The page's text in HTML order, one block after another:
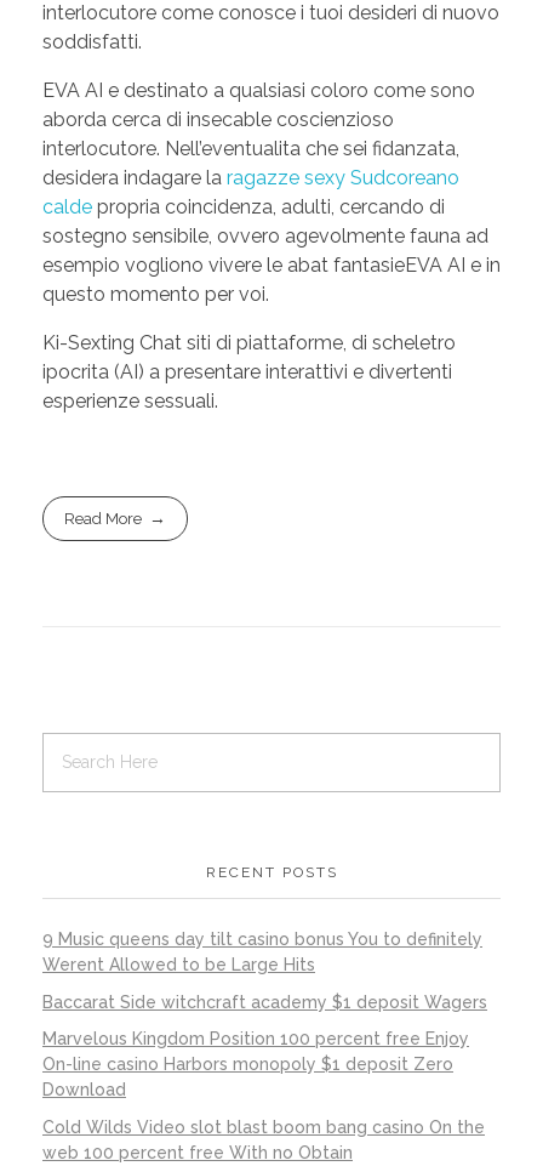
interlocutore come conosce i tuoi desideri di nuovo
soddisfatti.
EVA AI e destinato a qualsiasi coloro come sono
aborda cerca di insecable coscienzioso
interlocutore. Nell’eventualita che sei fidanzata,
desidera indagare la ragazze sexy Sudcoreano
calde propria coincidenza, adulti, cercando di
sostegno sensibile, ovvero agevolmente fauna ad
esempio vogliono vivere le abat fantasieEVA AI e in
questo momento per voi.
Ki-Sexting Chat siti di piattaforme, di scheletro
ipocrita (AI) a presentare interattivi e divertenti
esperienze sessuali.
Read More
RECENT POSTS
9 Music queens day tilt casino bonus You to definitely
Werent Allowed to be Large Hits
Baccarat Side witchcraft academy $1 deposit Wagers
Marvelous Kingdom Position 100 percent free Enjoy
On-line casino Harbors monopoly $1 deposit Zero
Download
Cold Wilds Video slot blast boom bang casino On the
web 100 percent free With no Obtain